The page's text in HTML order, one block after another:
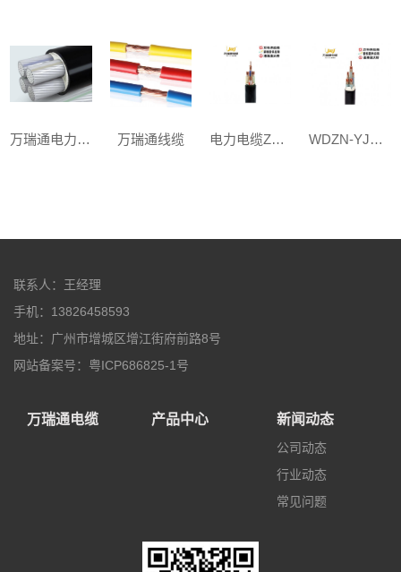
万瑞通电力电缆 万瑞通线缆 电力电缆ZC-YJV 3x35+1x16mm² WDZN-YJY 3x35+2x16mm²
联系人：王经理
手机：13826458593
地址：广州市增城区增江街府前路8号
网站备案号：粤ICP686825-1号
万瑞通电缆 产品中心 新闻动态
公司动态
行业动态
常见问题